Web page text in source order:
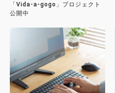
「Vida-a-gogo」プロジェクト
公開中